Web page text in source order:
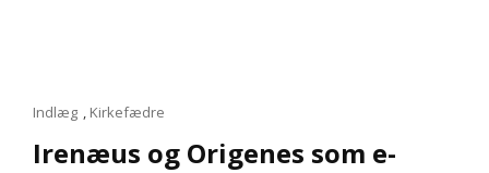
Cat
Links
Indlæg , Kirkefædre
Irenæus og Origenes som e-